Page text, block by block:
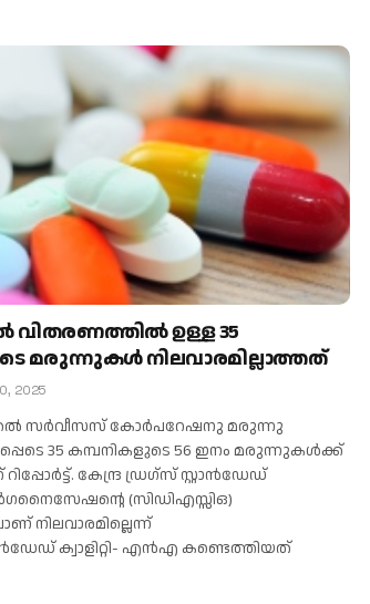
വിതരണത്തിൽ ഉള്ള 35
മരുന്നുകൾ നിലവാരമില്ലാത്തത്
2025
സർവീസസ് കോർപറേഷനു മരുന്നു
35 കമ്പനികളുടെ 56 ഇനം മരുന്നുകൾക്ക്
റിപ്പോർട്ട്. കേന്ദ്ര ഡ്രഗ്സ് സ്റ്റാൻഡേഡ്
(സിഡിഎസ്സിഒ)
നിലവാരമില്ലെന്ന്
ക്വാളിറ്റി- എൻഎ കണ്ടെത്തിയത്